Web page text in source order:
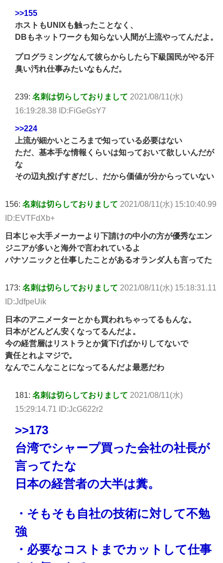
>>155
ホストもUNIXも触ったことなく、
DBもネットワークも知らない人間が上流やってんだよ。
プログラミングなんて彼らからしたら下級国民がやる汗
臭い汚れ仕事みたいなもんだ。
239: 名刺は切らしておりまして 2021/08/11(水)
16:19:28.38 ID:FiGeGsY7
>>224
上流が細かいところまで知っている必要はない
ただ、基本手な情報くらいは知っておいて欲しいんだが
な
その辺丸投げすぎだし、だから価値が分からっていない
156: 名刺は切らしておりまして 2021/08/11(水) 15:10:40.99
ID:EVTFdXb+
日本じゃ大手メーカーより下請けの中小の方が優秀なエン
ジニアが多いと海外で言われているよ
パナソニックと仕事したことがあるオランダ人も言ってた
173: 名刺は切らしておりまして 2021/08/11(水) 15:18:31.11
ID:JdfpeUik
日本のアニメーターとかも買われちゃってるもんな。
日本がどんどん安くなってるんだよ。
今の経営層はリストラとか賃下げばかりしてないで
責任とれよマジで。
なんでこんなことになってるんだよ最悪だわ
181: 名刺は切らしておりまして 2021/08/11(水)
15:29:14.71 ID:JcG622r2
>>173
台湾でシャープ買った会社の社長が
言ってたな
日本の経営者の大半は糞。
・そもそも自社の技術に対して不勉
強
・必要なコストまでカットして仕事